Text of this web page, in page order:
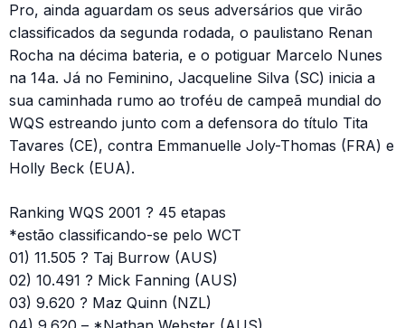
Pro, ainda aguardam os seus adversários que virão
classificados da segunda rodada, o paulistano Renan
Rocha na décima bateria, e o potiguar Marcelo Nunes
na 14a. Já no Feminino, Jacqueline Silva (SC) inicia a
sua caminhada rumo ao troféu de campeã mundial do
WQS estreando junto com a defensora do título Tita
Tavares (CE), contra Emmanuelle Joly-Thomas (FRA) e
Holly Beck (EUA).
Ranking WQS 2001 ? 45 etapas
*estão classificando-se pelo WCT
01) 11.505 ? Taj Burrow (AUS)
02) 10.491 ? Mick Fanning (AUS)
03) 9.620 ? Maz Quinn (NZL)